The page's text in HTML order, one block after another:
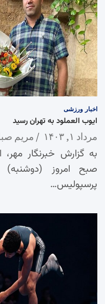
اخبار ورزشی
ایوب العملود به تهران رسید
مرداد ۱, ۱۴۰۳ مریم
به گزارش خبرنگار مهر،
صبح امروز (دوشنبه)
پرسپولیس…